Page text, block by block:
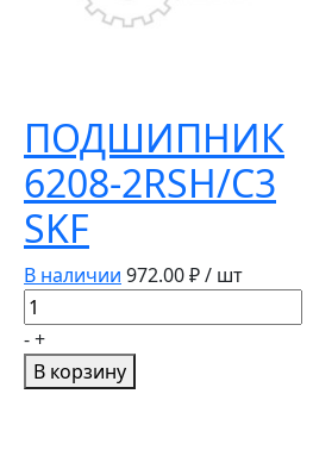
ПОДШИПНИК
6208-2RSH/С3
SKF
В наличии 972.00₽ / шт
Количество
товара
ПОДШИПНИК
6208-
-+
В корзину